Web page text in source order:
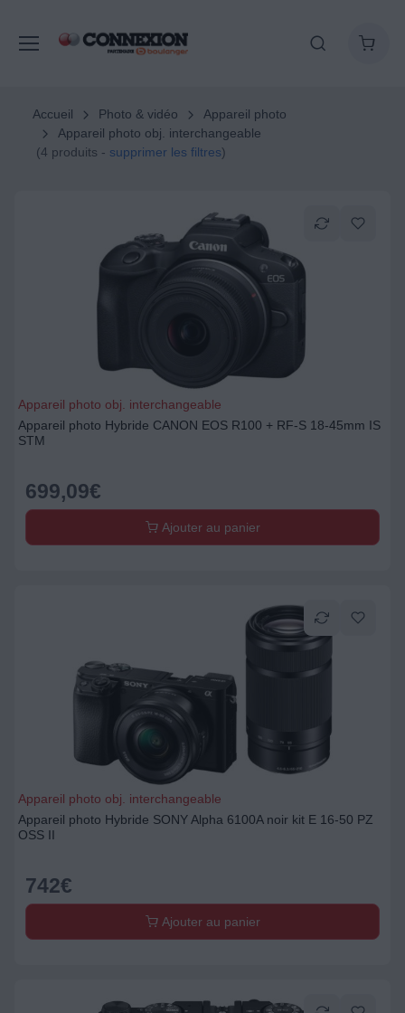
Accueil Photo & vidéo
Appareil photo
Appareil photo obj. interchangeable
(4 produits - supprimer les filtres)
Appareil photo obj. interchangeable
Appareil photo Hybride CANON EOS R100 + RF-S 18-45mm IS
STM
699,09€
Ajouter au panier
Appareil photo obj. interchangeable
Appareil photo Hybride SONY Alpha 6100A noir kit E 16-50 PZ
OSS II
742€
Ajouter au panier